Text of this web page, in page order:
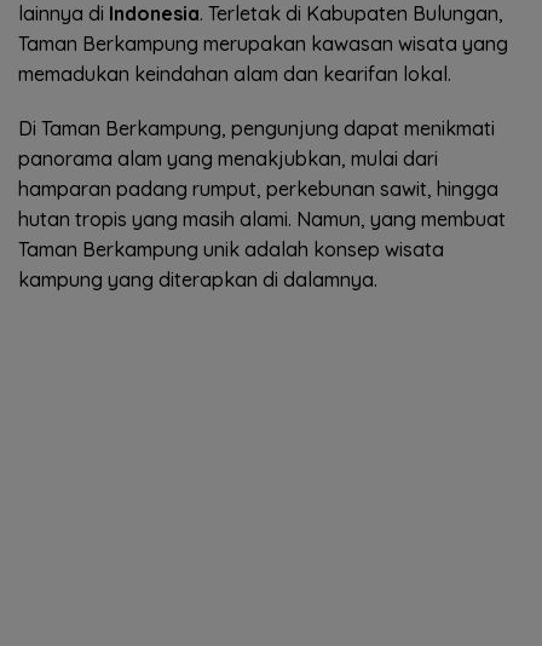
lainnya di Indonesia. Terletak di Kabupaten Bulungan,
Taman Berkampung merupakan kawasan wisata yang
memadukan keindahan alam dan kearifan lokal.
Di Taman Berkampung, pengunjung dapat menikmati
panorama alam yang menakjubkan, mulai dari
hamparan padang rumput, perkebunan sawit, hingga
hutan tropis yang masih alami. Namun, yang membuat
Taman Berkampung unik adalah konsep wisata
kampung yang diterapkan di dalamnya.